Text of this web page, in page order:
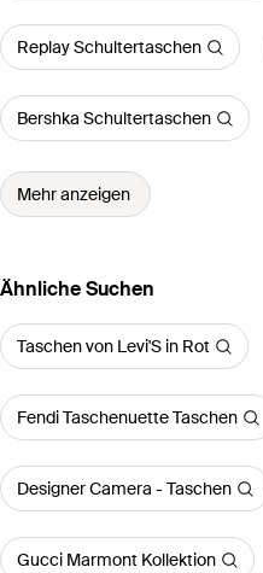
Replay Schultertaschen
Bershka Schultertaschen
Mehr anzeigen
Ähnliche Suchen
Taschen von Levi'S in Rot
Fendi Taschenuette Taschen
Designer Camera - Taschen
Gucci Marmont Kollektion